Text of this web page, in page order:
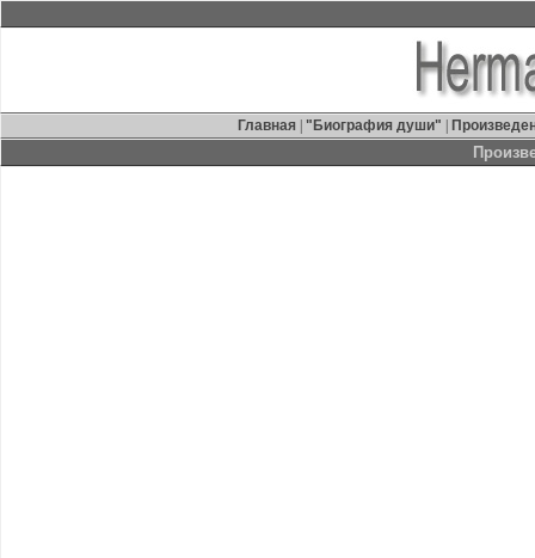
Главная "Биография души"